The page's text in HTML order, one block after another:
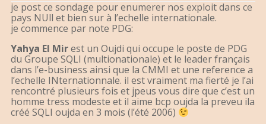
je post ce sondage pour enumerer nos exploit dans ce
pays NUll et bien sur à l’echelle internationale.
je commence par note PDG:
Yahya El Mirest un Oujdi qui occupe le poste de PDG
du Groupe SQLI (multionationale) et le leader français
dans l’e-business ainsi que la CMMI et une reference a
l’echelle INternationnale. il est vraiment ma fierté je l’ai
rencontré plusieurs fois et jpeus vous dire que c’est un
homme tress modeste et il aime bcp oujda la preveu ila
créé SQLI oujda en 3 mois (l’été 2006)